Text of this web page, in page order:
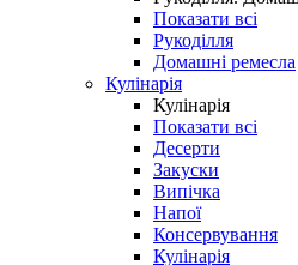
Показати всі
Рукоділля
Домашні ремесла
Кулінарія
Кулінарія
Показати всі
Десерти
Закуски
Випічка
Напої
Консервування
Кулінарія